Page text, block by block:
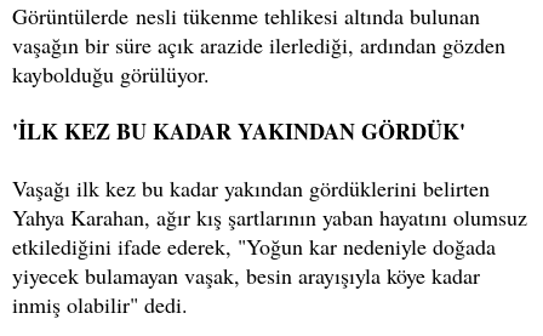
Görüntülerde nesli tükenme tehlikesi altında bulunan
vaşağın bir süre açık arazide ilerlediği, ardından gözden
kaybolduğu görülüyor.
'İLK KEZ BU KADAR YAKINDAN GÖRDÜK'
Vaşağı ilk kez bu kadar yakından gördüklerini belirten
Yahya Karahan, ağır kış şartlarının yaban hayatını olumsuz
etkilediğini ifade ederek, "Yoğun kar nedeniyle doğada
yiyecek bulamayan vaşak, besin arayışıyla köye kadar
inmiş olabilir" dedi.